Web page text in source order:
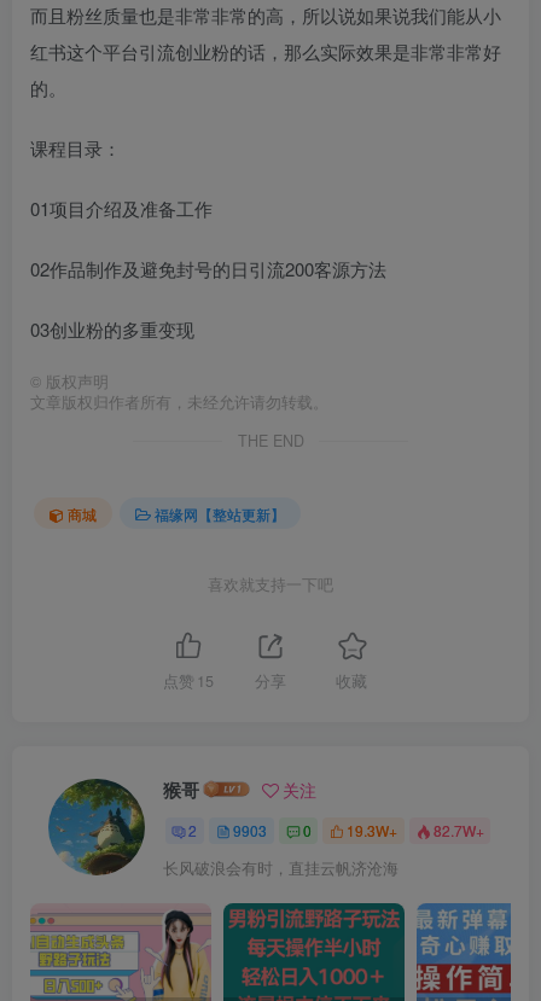
而且粉丝质量也是非常非常的高，所以说如果说我们能从小
红书这个平台引流创业粉的话，那么实际效果是非常非常好
的。
课程目录：
01项目介绍及准备工作
02作品制作及避免封号的日引流200客源方法
03创业粉的多重变现
© 版权声明
文章版权归作者所有，未经允许请勿转载。
THE END
商城 福缘网【整站更新】
喜欢就支持一下吧
点赞 15 分享 收藏
猴哥 关注
2 9903 0 19.3W+ 82.7W+
长风破浪会有时，直挂云帆济沧海